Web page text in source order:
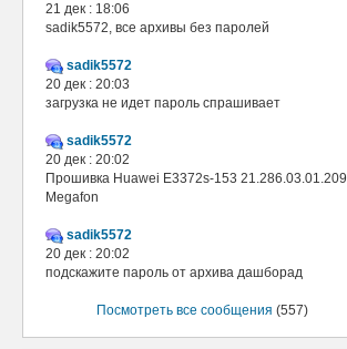
21 дек : 18:06
sadik5572, все архивы без паролей
sadik5572
20 дек : 20:03
загрузка не идет пароль спрашивает
sadik5572
20 дек : 20:02
Прошивка Huawei E3372s-153 21.286.03.01.209
Megafon
sadik5572
20 дек : 20:02
подскажите пароль от архива дашборад
Посмотреть все сообщения (557)